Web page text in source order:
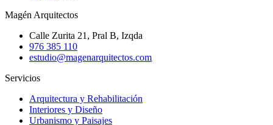
Magén Arquitectos
Calle Zurita 21, Pral B, Izqda
976 385 110
estudio@magenarquitectos.com
Servicios
Arquitectura y Rehabilitación
Interiores y Diseño
Urbanismo y Paisajes